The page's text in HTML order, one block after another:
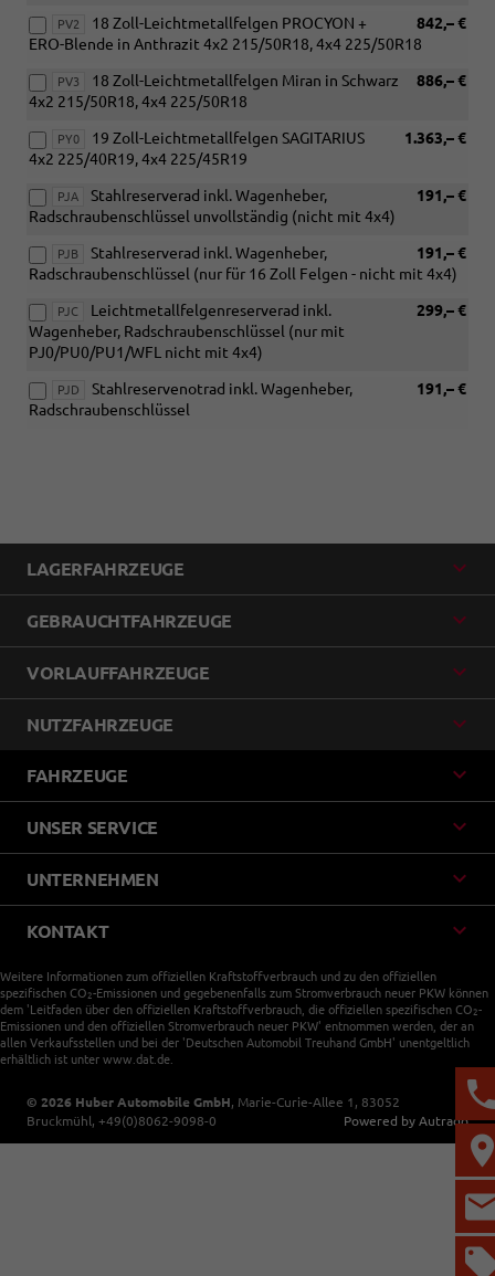
PV2 842,– €
18 Zoll-Leichtmetallfelgen PROCYON +
ERO-Blende in Anthrazit 4x2 215/50R18, 4x4 225/50R18
PV3 886,– €
18 Zoll-Leichtmetallfelgen Miran in Schwarz
4x2 215/50R18, 4x4 225/50R18
PY0 1.363,– €
19 Zoll-Leichtmetallfelgen SAGITARIUS
4x2 225/40R19, 4x4 225/45R19
PJA 191,– €
Stahlreserverad inkl. Wagenheber,
Radschraubenschlüssel unvollständig (nicht mit 4x4)
PJB 191,– €
Stahlreserverad inkl. Wagenheber,
Radschraubenschlüssel (nur für 16 Zoll Felgen - nicht mit 4x4)
PJC 299,– €
Leichtmetallfelgenreserverad inkl.
Wagenheber, Radschraubenschlüssel (nur mit
PJ0/PU0/PU1/WFL nicht mit 4x4)
PJD 191,– €
Stahlreservenotrad inkl. Wagenheber,
Radschraubenschlüssel
LAGERFAHRZEUGE
GEBRAUCHTFAHRZEUGE
VORLAUFFAHRZEUGE
NUTZFAHRZEUGE
FAHRZEUGE
UNSER SERVICE
UNTERNEHMEN
KONTAKT
Weitere Informationen zum offiziellen Kraftstoffverbrauch und zu den offiziellen
spezifischen CO 2-Emissionen und gegebenenfalls zum Stromverbrauch neuer PKW können
dem 'Leitfaden über den offiziellen Kraftstoffverbrauch, die offiziellen spezifischen CO 2-
Emissionen und den offiziellen Stromverbrauch neuer PKW' entnommen werden, der an
allen Verkaufsstellen und bei der 'Deutschen Automobil Treuhand GmbH' unentgeltlich
erhältlich ist unter www.dat.de.
© 2026 Huber Automobile GmbH, Marie-Curie-Allee 1 , 83052
Bruckmühl, +49(0)8062-9098-0 Powered by Autrado